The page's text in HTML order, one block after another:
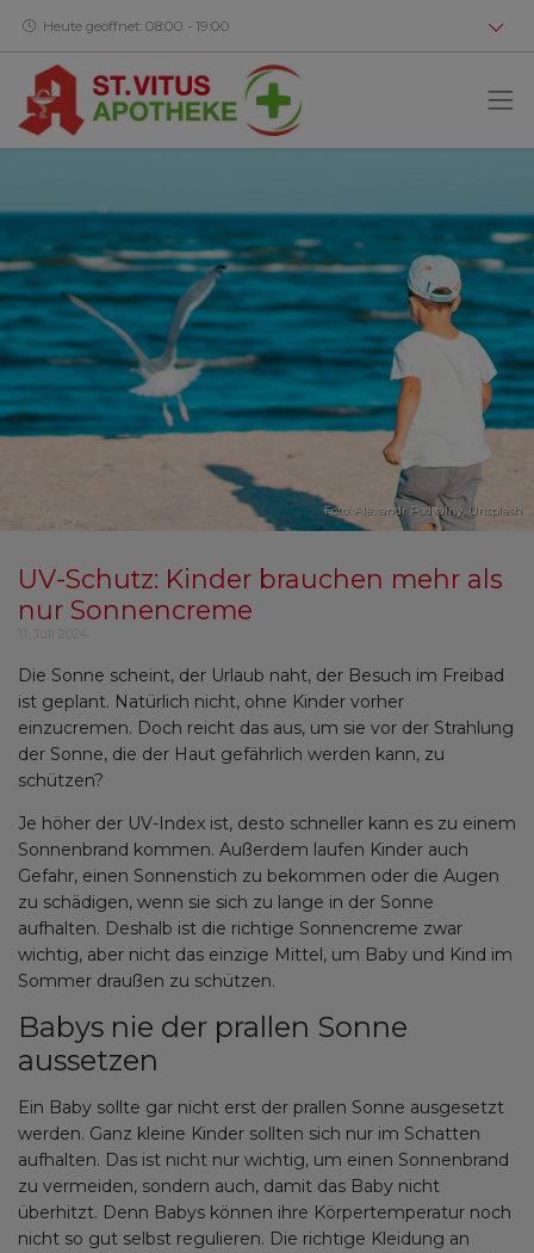
Heute geöffnet: 08:00 - 19:00
Foto: Alexandr Podvalny, Unsplash
UV-Schutz: Kinder brauchen mehr als
nur Sonnencreme
Die Sonne scheint, der Urlaub naht, der Besuch im Freibad
ist geplant. Natürlich nicht, ohne Kinder vorher
einzucremen. Doch reicht das aus, um sie vor der Strahlung
der Sonne, die der Haut gefährlich werden kann, zu
schützen?
Je höher der UV-Index ist, desto schneller kann es zu einem
Sonnenbrand kommen. Außerdem laufen Kinder auch
Gefahr, einen Sonnenstich zu bekommen oder die Augen
zu schädigen, wenn sie sich zu lange in der Sonne
aufhalten. Deshalb ist die richtige Sonnencreme zwar
wichtig, aber nicht das einzige Mittel, um Baby und Kind im
Sommer draußen zu schützen.
Babys nie der prallen Sonne
aussetzen
Ein Baby sollte gar nicht erst der prallen Sonne ausgesetzt
werden. Ganz kleine Kinder sollten sich nur im Schatten
aufhalten. Das ist nicht nur wichtig, um einen Sonnenbrand
zu vermeiden, sondern auch, damit das Baby nicht
überhitzt. Denn Babys können ihre Körpertemperatur noch
nicht so gut selbst regulieren. Die richtige Kleidung an